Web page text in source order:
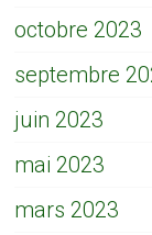
octobre 2023
septembre
juin 2023
mai 2023
mars 2023